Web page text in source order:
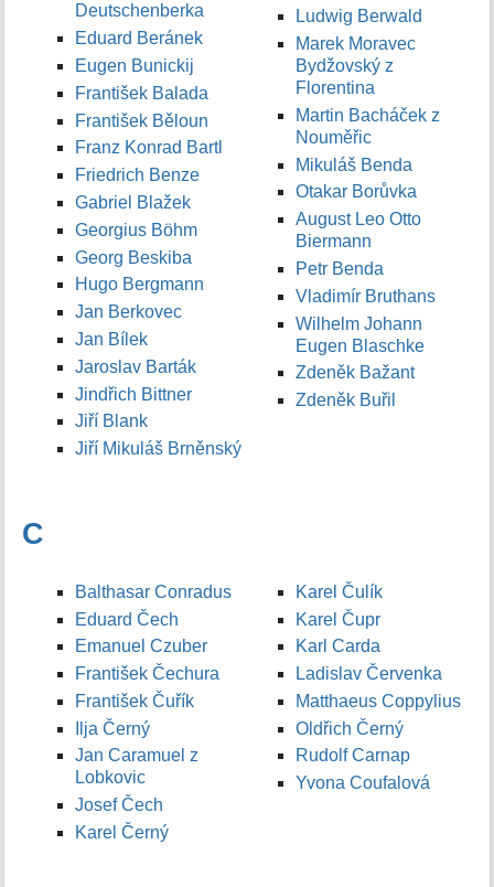
Deutschenberka
Eduard Beránek
Eugen Bunickij
František Balada
František Běloun
Franz Konrad Bartl
Friedrich Benze
Gabriel Blažek
Georgius Böhm
Georg Beskiba
Hugo Bergmann
Jan Berkovec
Jan Bílek
Jaroslav Barták
Jindřich Bittner
Jiří Blank
Jiří Mikuláš Brněnský
Ludwig Berwald
Marek Moravec
Bydžovský z
Florentina
Martin Bacháček z
Nouměřic
Mikuláš Benda
Otakar Borůvka
August Leo Otto
Biermann
Petr Benda
Vladimír Bruthans
Wilhelm Johann
Eugen Blaschke
Zdeněk Bažant
Zdeněk Buřil
C
Balthasar Conradus
Eduard Čech
Emanuel Czuber
František Čechura
František Čuřík
Ilja Černý
Jan Caramuel z
Lobkovic
Josef Čech
Karel Černý
Karel Čulík
Karel Čupr
Karl Carda
Ladislav Červenka
Matthaeus Coppylius
Oldřich Černý
Rudolf Carnap
Yvona Coufalová